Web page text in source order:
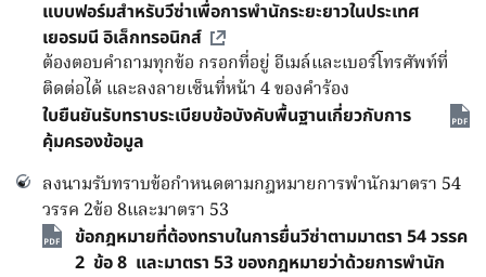
แบบฟอร์มสำหรับวีซ่าเพื่อการพำนักระยะยาวในประเทศ
เยอรมนี อิเล็กทรอนิกส์
ต้องตอบคำถามทุกข้อ กรอกที่อยู่ อีเมล์และเบอร์โทรศัพท์ที่
ติดต่อได้ และลงลายเซ็นที่หน้า 4 ของคำร้อง
ใบยืนยันรับทราบระเบียบข้อบังคับพื้นฐานเกี่ยวกับการ
คุ้มครองข้อมูล
ลงนามรับทราบข้อกำหนดตามกฎหมายการพำนักมาตรา 54
วรรค 2ข้อ 8และมาตรา 53
ข้อกฎหมายที่ต้องทราบในการยื่นวีซ่าตามมาตรา 54 วรรค
2 ข้อ 8 และมาตรา 53 ของกฎหมายว่าด้วยการพำนัก